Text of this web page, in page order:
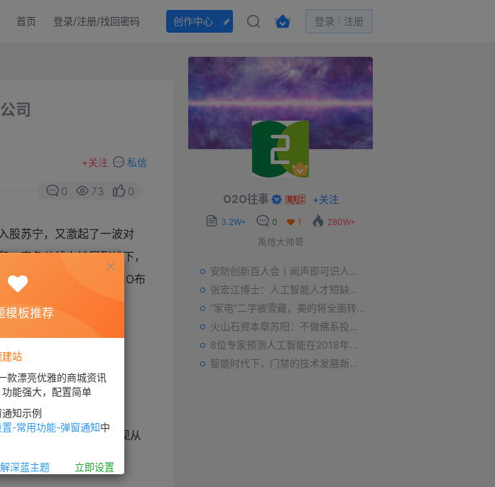
首页 登录/注册/找回密码 创作中心 登录 注册
司
+关注 私信
0 73 0
股苏宁，又激起了一波对
竞争从线上扩展到线下，
梳理了互联网巨头的O2O布
场合强调，百度在实现从
行的通用平台。
O2O往事 +关注
3.2W+ 0 1
280W+
禹煊大帅哥
安防创新百人会丨闻声即可识人，虚拟诈骗的克星——声纹识别
张宏江博士：人工智能人才短缺是世界性问题
“家电”二字被雪藏，美的将全面转型智能制造？
火山石资本章苏阳：不做佛系投资人，为企业价值战斗到底
8位专家预测人工智能在2018年对我们的影响
智能时代下，门禁的技术发展新趋势
模板推荐
站
款漂亮优雅的商城资讯
能强大，配置简单
知示例
置-常用功能-弹窗通知中
深蓝主题 立即设置